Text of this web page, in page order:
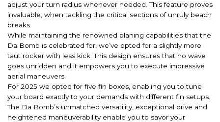
adjust your turn radius whenever needed. This feature proves
invaluable, when tackling the critical sections of unruly beach
breaks.
While maintaining the renowned planing capabilities that the
Da Bomb is celebrated for, we’ve opted for a slightly more
taut rocker with less kick. This design ensures that no wave
goes unridden and it empowers you to execute impressive
aerial maneuvers.
For 2025 we opted for five fin boxes, enabling you to tune
your board exactly to your demands with different fin setups.
The Da Bomb’s unmatched versatility, exceptional drive and
heightened maneuverability enable you to savor your